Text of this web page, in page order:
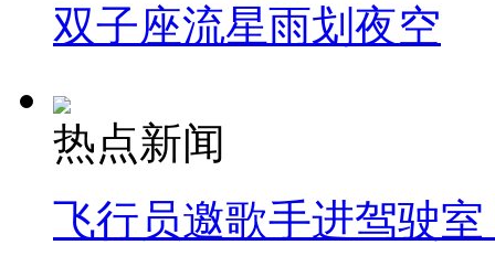
双子座流星雨划夜空
热点新闻
飞行员邀歌手进驾驶